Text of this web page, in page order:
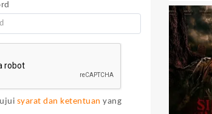
syarat dan ketentuan yang